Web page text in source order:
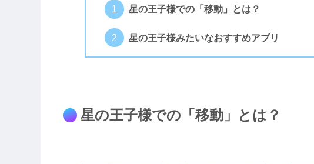
星の王子様での「移動」とは？
星の王子様みたいなおすすめアプリ
星の王子様での「移動」とは？